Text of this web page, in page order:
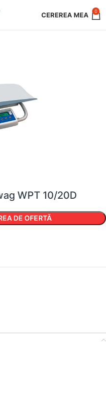
0
WPT 10/20D
DE OFERTĂ